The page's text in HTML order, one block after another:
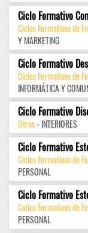
Ciclo Formativo
Ciclos Formativos de
Y MARKETING
Ciclo Formativo
Ciclos Formativos de
INFORMÁTICA Y
Ciclo Formativo
Otros- INTERIORES
Ciclo Formativo
Ciclos Formativos de
PERSONAL
Ciclo Formativo
Ciclos Formativos de
PERSONAL